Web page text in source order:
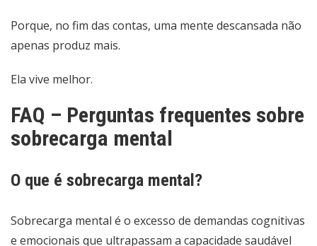
Porque, no fim das contas, uma mente descansada não
apenas produz mais.
Ela vive melhor.
FAQ – Perguntas frequentes sobre
sobrecarga mental
O que é sobrecarga mental?
Sobrecarga mental é o excesso de demandas cognitivas
e emocionais que ultrapassam a capacidade saudável